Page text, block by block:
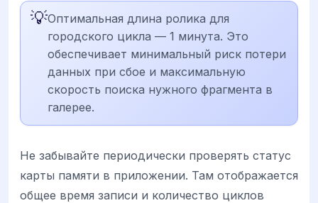
💡Оптимальная длина ролика для
городского цикла — 1 минута. Это
обеспечивает минимальный риск потери
данных при сбое и максимальную
скорость поиска нужного фрагмента в
галерее.
Не забывайте периодически проверять статус
карты памяти в приложении. Там отображается
общее время записи и количество циклов